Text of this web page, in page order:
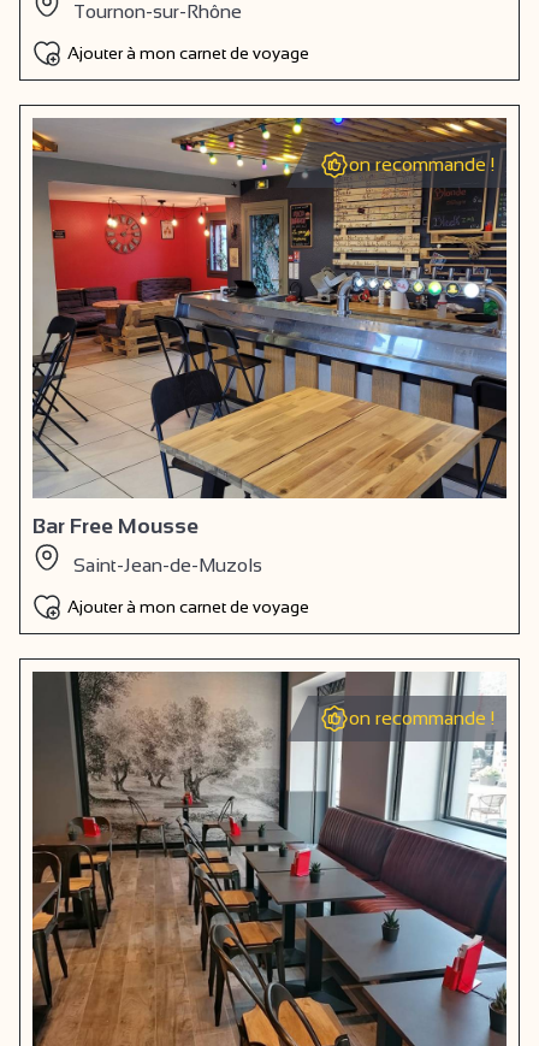
Tournon-sur-Rhône
Ajouter à mon carnet de voyage
on recommande !
Bar Free Mousse
Saint-Jean-de-Muzols
Ajouter à mon carnet de voyage
on recommande !